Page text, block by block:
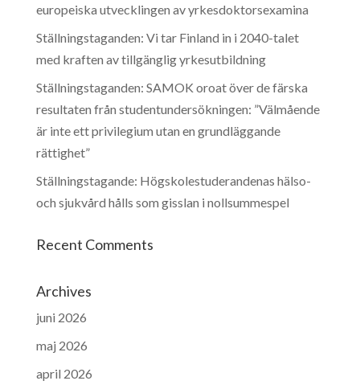
europeiska utvecklingen av yrkesdoktorsexamina
Ställningstaganden: Vi tar Finland in i 2040-talet
med kraften av tillgänglig yrkesutbildning
Ställningstaganden: SAMOK oroat över de färska
resultaten från studentundersökningen: ”Välmående
är inte ett privilegium utan en grundläggande
rättighet”
Ställningstagande: Högskolestuderandenas hälso-
och sjukvård hålls som gisslan i nollsummespel
Recent Comments
Archives
juni 2026
maj 2026
april 2026